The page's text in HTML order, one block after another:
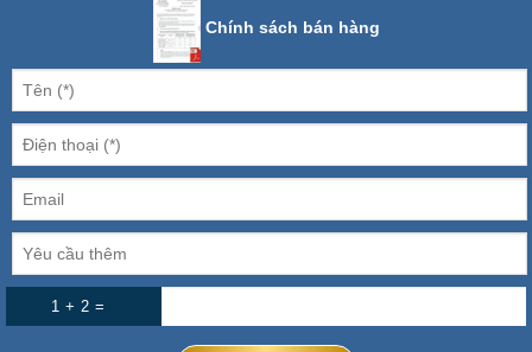
Chính sách bán hàng
1 + 2 =